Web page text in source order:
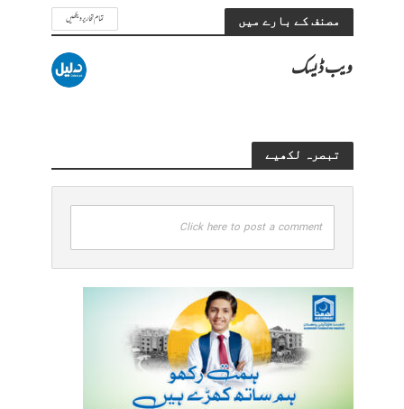
مصنف کے بارے میں تمام تحاریر دیکھیں
ویب ڈیسک
تبصرہ لکھیے
Click here to post a comment